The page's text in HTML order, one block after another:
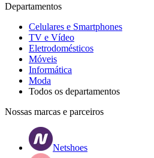
Departamentos
Celulares e Smartphones
TV e Vídeo
Eletrodomésticos
Móveis
Informática
Moda
Todos os departamentos
Nossas marcas e parceiros
Netshoes